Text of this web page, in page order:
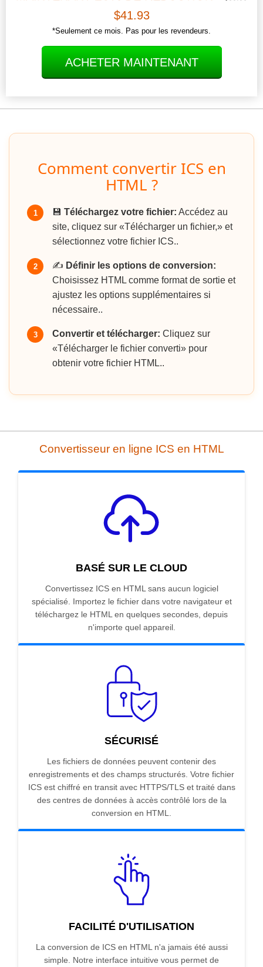
$41.93
*Seulement ce mois. Pas pour les revendeurs.
ACHETER MAINTENANT
Comment convertir ICS en
HTML ?
1 💾 Téléchargez votre fichier: Accédez au
site, cliquez sur «Télécharger un fichier,» et
sélectionnez votre fichier ICS..
2 ✍️ Définir les options de conversion:
Choisissez HTML comme format de sortie et
ajustez les options supplémentaires si
nécessaire..
3 Convertir et télécharger: Cliquez sur
«Télécharger le fichier converti» pour
obtenir votre fichier HTML..
Convertisseur en ligne ICS en HTML
BASÉ SUR LE CLOUD
Convertissez ICS en HTML sans aucun logiciel
spécialisé. Importez le fichier dans votre navigateur et
téléchargez le HTML en quelques secondes, depuis
n'importe quel appareil.
SÉCURISÉ
Les fichiers de données peuvent contenir des
enregistrements et des champs structurés. Votre fichier
ICS est chiffré en transit avec HTTPS/TLS et traité dans
des centres de données à accès contrôlé lors de la
conversion en HTML.
FACILITÉ D'UTILISATION
La conversion de ICS en HTML n'a jamais été aussi
simple. Notre interface intuitive vous permet de